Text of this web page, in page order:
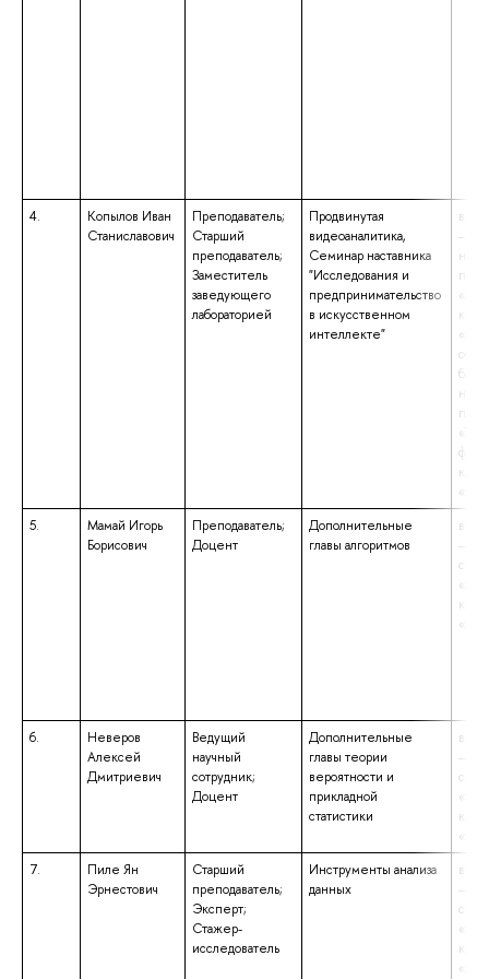
4.
Копылов Иван
Станиславович
Преподаватель;
Старший
преподаватель;
Заместитель
заведующего
лабораторией
Продвинутая
видеоаналитика,
Семинар наставника
"Исследования и
предпринимательство
в искусственном
интеллекте"
–
5.
Мамай Игорь
Борисович
Преподаватель;
Доцент
Дополнительные
главы алгоритмов
–
6.
Неверов
Алексей
Дмитриевич
Ведущий
научный
сотрудник;
Доцент
Дополнительные
главы теории
вероятности и
прикладной
статистики
–
7.
Пиле Ян
Эрнестович
Старший
преподаватель;
Эксперт;
Стажер-
исследователь
Инструменты анализа
данных
–